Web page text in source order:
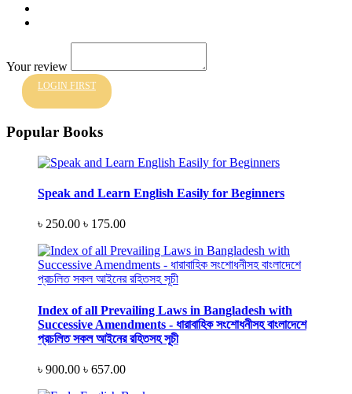
Your review
LOGIN FIRST
Popular Books
Speak and Learn English Easily for Beginners
৳ 250.00 ৳ 175.00
Index of all Prevailing Laws in Bangladesh with
Successive Amendments - ধারাবাহিক সংশোধনীসহ বাংলাদেশে
প্রচলিত সকল আইনের রহিতসহ সূচী
৳ 900.00 ৳ 657.00